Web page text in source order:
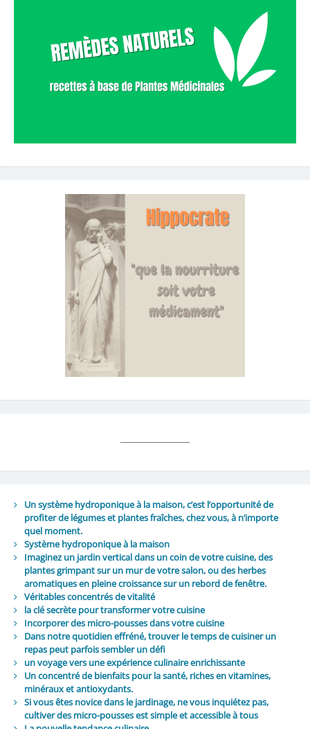
Un système hydroponique à la maison, c’est l’opportunité de
profiter de légumes et plantes fraîches, chez vous, à n’importe
quel moment.
Système hydroponique à la maison
Imaginez un jardin vertical dans un coin de votre cuisine, des
plantes grimpant sur un mur de votre salon, ou des herbes
aromatiques en pleine croissance sur un rebord de fenêtre.
Véritables concentrés de vitalité
la clé secrète pour transformer votre cuisine
Incorporer des micro-pousses dans votre cuisine
Dans notre quotidien effréné, trouver le temps de cuisiner un
repas peut parfois sembler un défi
un voyage vers une expérience culinaire enrichissante
Un concentré de bienfaits pour la santé, riches en vitamines,
minéraux et antioxydants.
Si vous êtes novice dans le jardinage, ne vous inquiétez pas,
cultiver des micro-pousses est simple et accessible à tous